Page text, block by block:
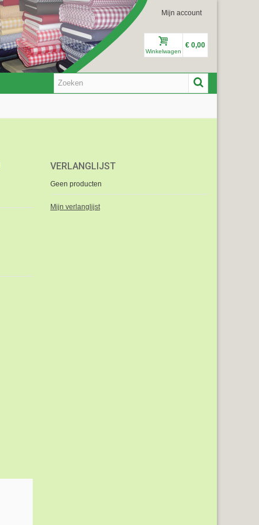
Mijn account
Winkelwagen
€ 0,00
VERLANGLIJST
Geen producten
Mijn verlanglijst